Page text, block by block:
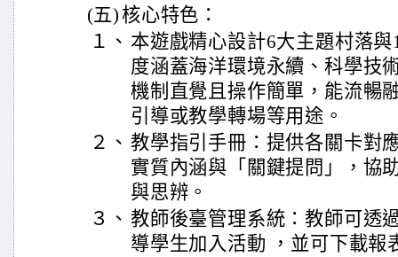
(五)核心特色：
１、 本遊戲精心設計6大主題村落
度涵蓋海洋環境永續、科學技
機制直覺且操作簡單，能流暢
引導或教學轉場等用途。
２、 教學指引手冊：提供各關卡對
實質內涵與「關鍵提問」，協
與思辨。
３、 教師後臺管理系統：教師可透
導學生加入活動 ，並可下載報